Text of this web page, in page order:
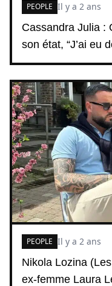
Cassandra Julia :
son état, “J’ai eu
PEOPLE Il y a 2 ans
Nikola Lozina
ex-femme Laura
PEOPLE Il y a 2 ans